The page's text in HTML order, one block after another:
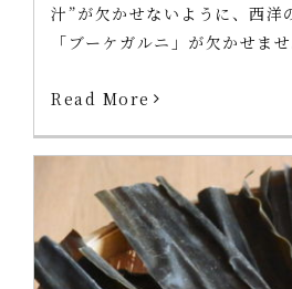
汁”が欠かせないように、西洋
「ブーケガルニ」が欠かせませ
Read More